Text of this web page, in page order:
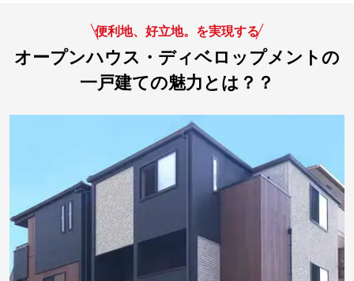
便利地、好立地。を実現する
オープンハウス・ディベロップメントの
一戸建ての魅力とは？？